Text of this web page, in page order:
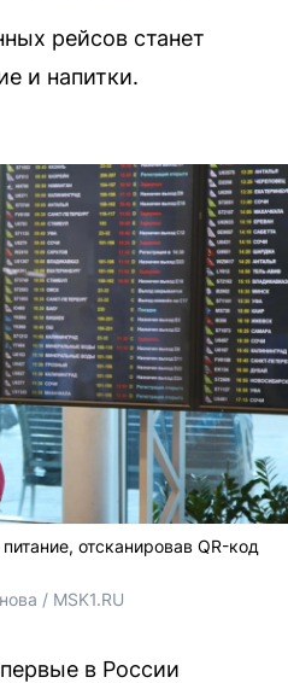
рейсов станет
и напитки.
отсканировав QR-код
/ MSK1.RU
в России